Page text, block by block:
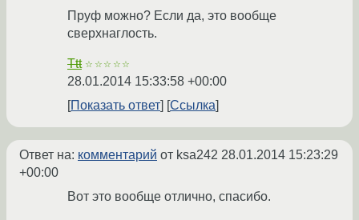
Пруф можно? Если да, это вообще
сверхнаглость.
Ttt ☆☆☆☆☆
28.01.2014 15:33:58 +00:00
Показать ответ
Ссылка
Ответ на: комментарий от ksa242 28.01.2014 15:23:29
+00:00
Вот это вообще отлично, спасибо.